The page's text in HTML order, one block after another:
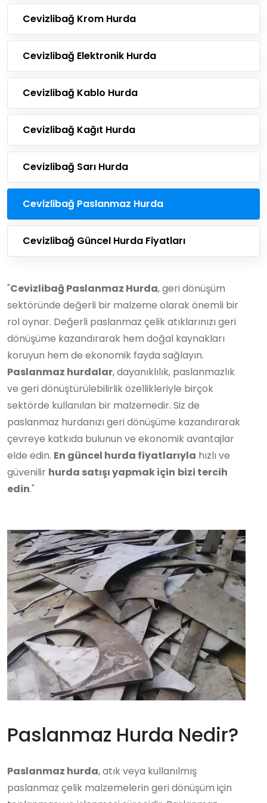
Cevizlibağ Krom Hurda
Cevizlibağ Elektronik Hurda
Cevizlibağ Kablo Hurda
Cevizlibağ Kağıt Hurda
Cevizlibağ Sarı Hurda
Cevizlibağ Paslanmaz Hurda
Cevizlibağ Güncel Hurda Fiyatları
"Cevizlibağ Paslanmaz Hurda, geri dönüşüm
sektöründe değerli bir malzeme olarak önemli bir
rol oynar. Değerli paslanmaz çelik atıklarınızı geri
dönüşüme kazandırarak hem doğal kaynakları
koruyun hem de ekonomik fayda sağlayın.
Paslanmaz hurdalar, dayanıklılık, paslanmazlık
ve geri dönüştürülebilirlik özellikleriyle birçok
sektörde kullanılan bir malzemedir. Siz de
paslanmaz hurdanızı geri dönüşüme kazandırarak
çevreye katkıda bulunun ve ekonomik avantajlar
elde edin. En güncel hurda fiyatlarıyla hızlı ve
güvenilir hurda satışı yapmak için bizi tercih
edin."
Paslanmaz Hurda Nedir?
Paslanmaz hurda, atık veya kullanılmış
paslanmaz çelik malzemelerin geri dönüşüm için